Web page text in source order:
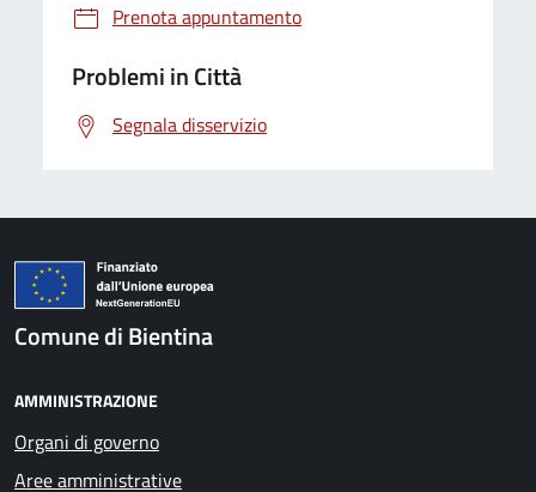
Prenota appuntamento
Problemi in Città
Segnala disservizio
Comune di Bientina
AMMINISTRAZIONE
Organi di governo
Aree amministrative